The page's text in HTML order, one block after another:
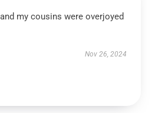
my cousins were overjoyed
Nov 26, 2024